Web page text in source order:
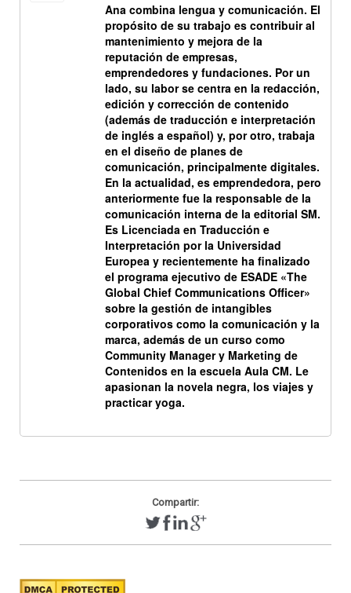
Ana combina lengua y comunicación. El
propósito de su trabajo es contribuir al
mantenimiento y mejora de la
reputación de empresas,
emprendedores y fundaciones. Por un
lado, su labor se centra en la redacción,
edición y corrección de contenido
(además de traducción e interpretación
de inglés a español) y, por otro, trabaja
en el diseño de planes de
comunicación, principalmente digitales.
En la actualidad, es emprendedora, pero
anteriormente fue la responsable de la
comunicación interna de la editorial SM.
Es Licenciada en Traducción e
Interpretación por la Universidad
Europea y recientemente ha finalizado
el programa ejecutivo de ESADE «The
Global Chief Communications Officer»
sobre la gestión de intangibles
corporativos como la comunicación y la
marca, además de un curso como
Community Manager y Marketing de
Contenidos en la escuela Aula CM. Le
apasionan la novela negra, los viajes y
practicar yoga.
Compartir: